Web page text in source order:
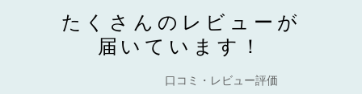
たくさんのレビューが
届いています！
口コミ・レビュー評価